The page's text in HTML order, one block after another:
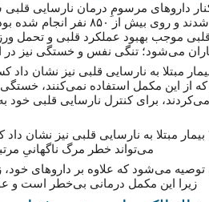
کنار داروهای مرسومِ درمان نارسایی
۱۴ مطالعه (که به‌طور تصادفی انتخاب
می‌شود؛ تنگی نفس و خستگی نیز در
مشاهده‌ای ۲ساله‌ای روی ۹۵۲ بیمار مبتلا به نارسایی
که از این مکمل استفاده نمی‌کنند،
برای کنترل نارسایی قلبی خود به
مطالعه گسترده دیگری روی بیش از ۲۶۰۰ بیمار مبتلا به نارسایی
می‌تواند خطر مرگ ناگهانیِ
توصیه می‌شود که علاوه بر داروهای
زیرا این مکمل درمانی بی‌خطر است و